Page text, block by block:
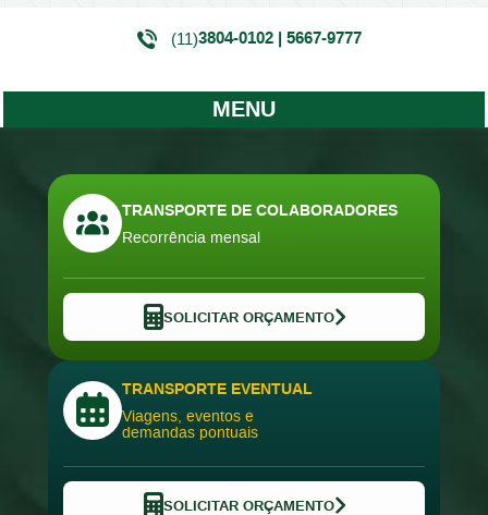
(11)3804-0102 | 5667-9777
MENU
TRANSPORTE DE COLABORADORES
Recorrência mensal
SOLICITAR ORÇAMENTO
TRANSPORTE EVENTUAL
Viagens, eventos e
demandas pontuais
SOLICITAR ORÇAMENTO